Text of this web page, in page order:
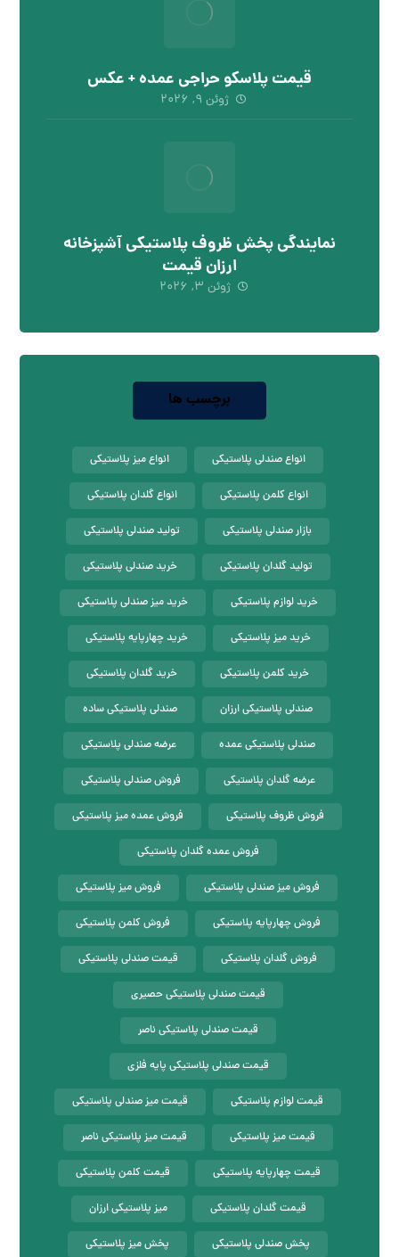
قیمت پلاسکو حراجی عمده + عکس
ژوئن ۹, ۲۰۲۶
نمایندگی پخش ظروف پلاستیکی آشپزخانه
ارزان قیمت
ژوئن ۳, ۲۰۲۶
برچسب ها
انواع صندلی پلاستیکی انواع میز پلاستیکی
انواع کلمن پلاستیکی انواع گلدان پلاستیکی
بازار صندلی پلاستیکی تولید صندلی پلاستیکی
تولید گلدان پلاستیکی خرید صندلی پلاستیکی
خرید لوازم پلاستیکی خرید میز صندلی پلاستیکی
خرید میز پلاستیکی خرید چهارپایه پلاستیکی
خرید کلمن پلاستیکی خرید گلدان پلاستیکی
صندلی پلاستیکی ارزان صندلی پلاستیکی ساده
صندلی پلاستیکی عمده عرضه صندلی پلاستیکی
عرضه گلدان پلاستیکی فروش صندلی پلاستیکی
فروش ظروف پلاستیکی فروش عمده میز پلاستیکی
فروش عمده گلدان پلاستیکی
فروش میز صندلی پلاستیکی فروش میز پلاستیکی
فروش چهارپایه پلاستیکی فروش کلمن پلاستیکی
فروش گلدان پلاستیکی قیمت صندلی پلاستیکی
قیمت صندلی پلاستیکی حصیری
قیمت صندلی پلاستیکی ناصر
قیمت صندلی پلاستیکی پایه فلزی
قیمت لوازم پلاستیکی قیمت میز صندلی پلاستیکی
قیمت میز پلاستیکی قیمت میز پلاستیکی ناصر
قیمت چهارپایه پلاستیکی قیمت کلمن پلاستیکی
قیمت گلدان پلاستیکی میز پلاستیکی ارزان
پخش صندلی پلاستیکی پخش میز پلاستیکی